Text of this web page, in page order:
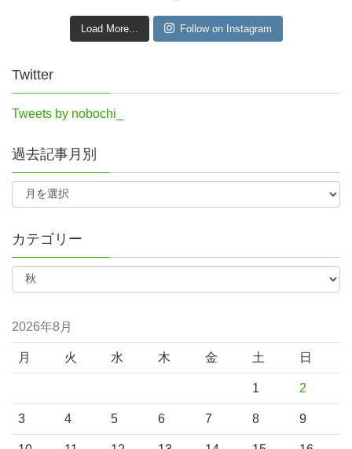
Load More... Follow on Instagram
Twitter
Tweets by nobochi_
過去記事月別
カテゴリー
2026年8月
月 火 水 木 金 土 日
1 2
3 4 5 6 7 8 9